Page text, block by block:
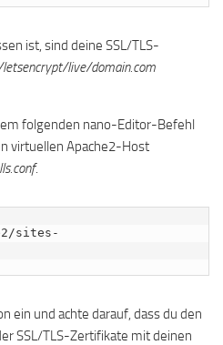
ist, sind deine SSL/TLS-
live/domain.com
folgenden nano-Editor-Befehl
virtuellen Apache2-Host
.
sites-
ein und achte darauf, dass du den
SSL/TLS-Zertifikate mit deinen